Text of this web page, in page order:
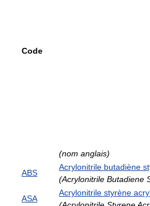
Code
(nom anglais)
ABS
Acrylonitrile butadiène
(Acrylonitrile Butadiene
ASA
Acrylonitrile styrène